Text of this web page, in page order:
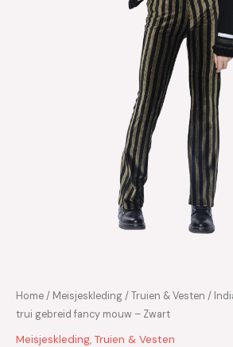
Home/ Meisjeskleding/Truien & Vesten /
trui gebreid fancy mouw – Zwart
Meisjeskleding, Truien & Vesten